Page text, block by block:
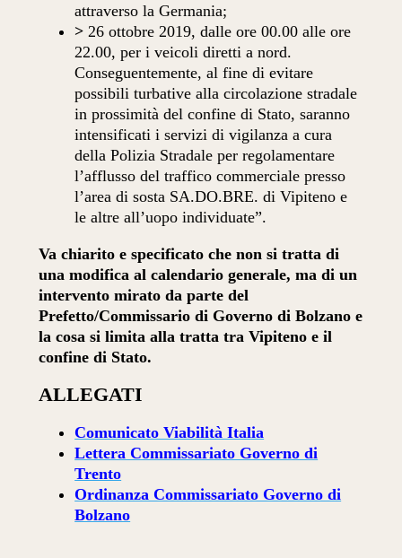
attraverso la Germania;
> 26 ottobre 2019, dalle ore 00.00 alle ore
22.00, per i veicoli diretti a nord.
Conseguentemente, al fine di evitare
possibili turbative alla circolazione stradale
in prossimità del confine di Stato, saranno
intensificati i servizi di vigilanza a cura
della Polizia Stradale per regolamentare
l’afflusso del traffico commerciale presso
l’area di sosta SA.DO.BRE. di Vipiteno e
le altre all’uopo individuate”.
Va chiarito e specificato che non si tratta di
una modifica al calendario generale, ma di un
intervento mirato da parte del
Prefetto/Commissario di Governo di Bolzano e
la cosa si limita alla tratta tra Vipiteno e il
confine di Stato.
ALLEGATI
Comunicato Viabilità Italia
Lettera Commissariato Governo di
Trento
Ordinanza Commissariato Governo di
Bolzano